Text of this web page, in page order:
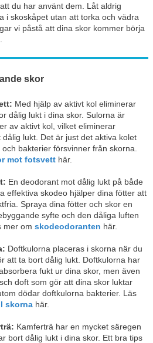
du har använt dem. Låt aldrig
i skoskåpet utan att torka och vädra
vi påstå att dina skor kommer börja
skor
Med hjälp av aktivt kol eliminerar
dålig lukt i dina skor. Sulorna är
av aktivt kol, vilket eliminerar
lukt. Det är just det aktiva kolet
bakterier försvinner från skorna.
mot fotsvett här.
En deodorant mot dålig lukt på både
effektiva skodeo hjälper dina fötter att
Spraya dina fötter och skor en
syfte och den dåliga luften
mer om skodeodoranten här.
Doftkulorna placeras i skorna när du
att ta bort dålig lukt. Doftkulorna har
fukt ur dina skor, men även
doft som gör att dina skor luktar
dödar doftkulorna bakterier. Läs
skorna här.
Kamferträ har en mycket säregen
bort dålig lukt i dina skor. Ett bra tips